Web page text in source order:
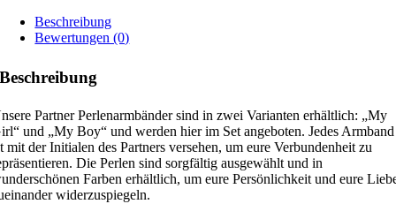
Beschreibung
Bewertungen (0)
Beschreibung
Partner Perlenarmbänder sind in zwei Varianten erhältlich: „My
und „My Boy“ und werden hier im Set angeboten. Jedes Armband
mit der Initialen des Partners versehen, um eure Verbundenheit zu
Die Perlen sind sorgfältig ausgewählt und in
Farben erhältlich, um eure Persönlichkeit und eure
widerzuspiegeln.